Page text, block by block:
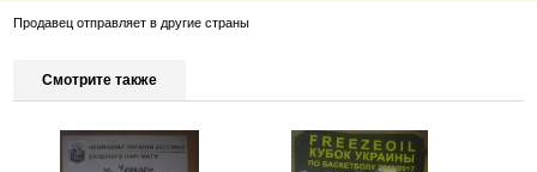
Продавец отправляет в другие страны
Смотрите также